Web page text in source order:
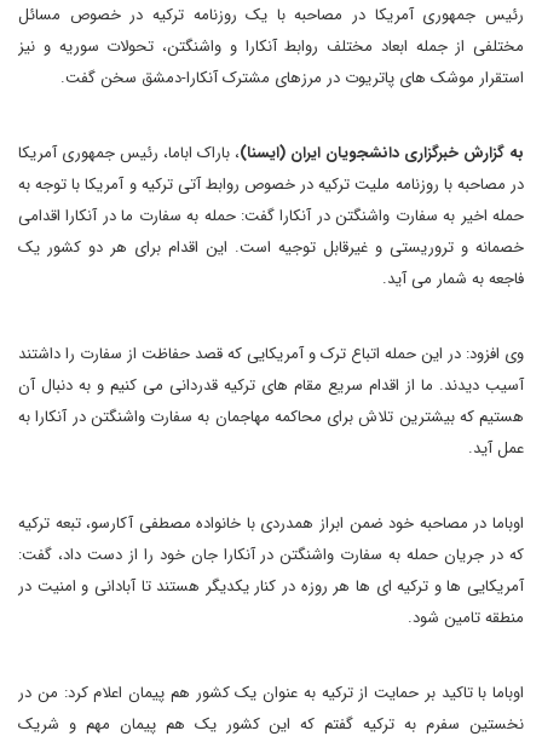
رئیس جمهوری آمریکا در مصاحبه با یک روزنامه ترکیه در خصوص مسائل
مختلفی از جمله ابعاد مختلف روابط آنکارا و واشنگتن، تحولات سوریه و نیز
استقرار موشک های پاتریوت در مرزهای مشترک آنکارا-دمشق سخن گفت.
به گزارش خبرگزاری دانشجویان ایران (ایسنا)، باراک اباما، رئیس جمهوری آمریکا
در مصاحبه با روزنامه ملیت ترکیه در خصوص روابط آتی ترکیه و آمریکا با توجه به
حمله اخیر به سفارت واشنگتن در آنکارا گفت: حمله به سفارت ما در آنکارا اقدامی
خصمانه و تروریستی و غیرقابل توجیه است. این اقدام برای هر دو کشور یک
فاجعه به شمار می آید.
وی افزود: در این حمله اتباع ترک و آمریکایی که قصد حفاظت از سفارت را داشتند
آسیب دیدند. ما از اقدام سریع مقام های ترکیه قدردانی می کنیم و به دنبال آن
هستیم که بیشترین تلاش برای محاکمه مهاجمان به سفارت واشنگتن در آنکارا به
عمل آید.
اوباما در مصاحبه خود ضمن ابراز همدردی با خانواده مصطفی آکارسو، تبعه ترکیه
که در جریان حمله به سفارت واشنگتن در آنکارا جان خود را از دست داد، گفت:
آمریکایی ها و ترکیه ای ها هر روزه در کنار یکدیگر هستند تا آبادانی و امنیت در
منطقه تامین شود.
اوباما با تاکید بر حمایت از ترکیه به عنوان یک کشور هم پیمان اعلام کرد: من در
نخستین سفرم به ترکیه گفتم که این کشور یک هم پیمان مهم و شریک